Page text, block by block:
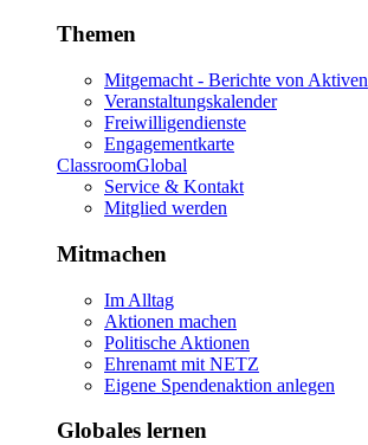
Themen
Mitgemacht - Berichte von Aktiven
Veranstaltungskalender
Freiwilligendienste
Engagementkarte
ClassroomGlobal
Service & Kontakt
Mitglied werden
Mitmachen
Im Alltag
Aktionen machen
Politische Aktionen
Ehrenamt mit NETZ
Eigene Spendenaktion anlegen
Globales lernen